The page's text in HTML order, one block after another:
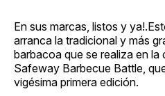
En sus marcas, listos y
arranca la tradicional y más
barbacoa que se realiza en la
Safeway Barbecue Battle,
vigésima primera edición.